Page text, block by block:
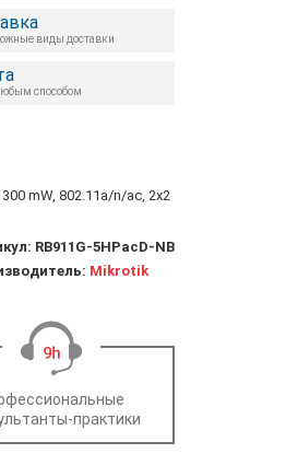
виды доставки
способом
mW, 802.11a/n/ac, 2x2
RB911G-5HPacD-NB
Mikrotik
практики